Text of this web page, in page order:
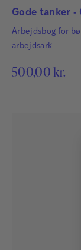
Gode tanker -
Arbejdsbog for
arbejdsark
500,00 kr.